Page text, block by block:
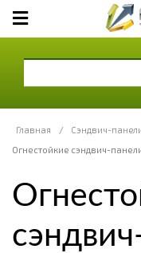
Главная / Сэндвич-
Огнестойкие сэндвич-